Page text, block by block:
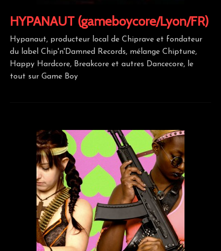
HYPANAUT (gameboycore/Lyon/FR)
Hypanaut, producteur local de Chiprave et fondateur
du label Chip'n'Damned Records, mélange Chiptune,
Happy Hardcore, Breakcore et autres Dancecore, le
tout sur Game Boy